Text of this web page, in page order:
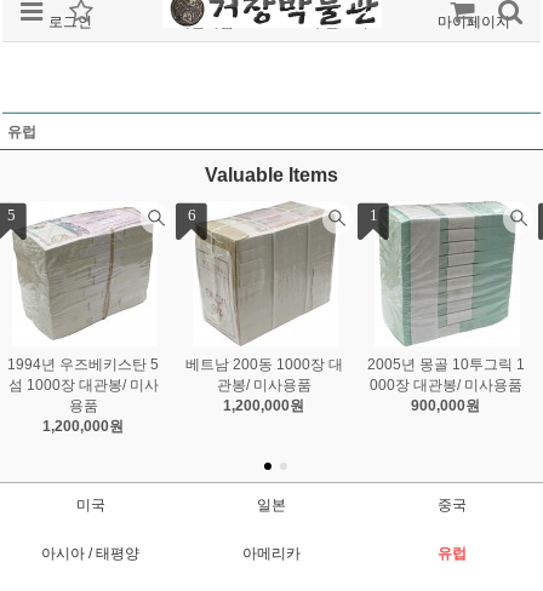
로그인 회원가입 주문조회 마이페이지
유럽
Valuable Items
2005년 몽골 10투그릭 1
000장 대관봉/ 미사용품
900,000원
1949년 중화민국 10위안
다발(100장)/ 미사용품
1,050,000원
중국인민은행 제3차 화폐
첩 / 꼬리번호 306
1,200,000원
미국 일본 중국
아시아 / 태평양 아메리카 유럽